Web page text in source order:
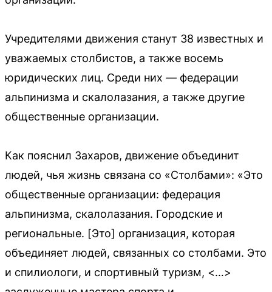
Учредителями движения станут 38 известных и
уважаемых столбистов, а также восемь
юридических лиц. Среди них — федерации
альпинизма и скалолазания, а также другие
общественные организации.
Как пояснил Захаров, движение объединит
людей, чья жизнь связана со «Столбами»: «Это
общественные организации: федерация
альпинизма, скалолазания. Городские и
региональные. [Это] организация, которая
объединяет людей, связанных со столбами. Это
и спилиологи, и спортивный туризм, <…>